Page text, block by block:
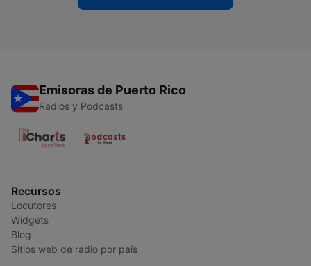
Emisoras de Puerto Rico
Radios y Podcasts
Recursos
Locutores
Widgets
Blog
Sitios web de radio por país